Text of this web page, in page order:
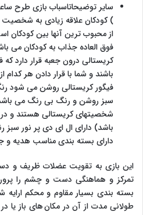
سایر توضیحاتاسباب بازی طرح
) کودکان علاقه زیادی به شخصیت
از محبوب ترین آنها بین کودکان
کریستالی درون جعبه قرار
باشند و شما با قرار دادن هر
فیگور کریستالی روشن می شود
سبز روشن و رنگ بی رنگ می
شخصیتهای کریستالی هستند و
باشد) دارای ال ای دی پر نور
دارای بسته بندی مناسب هدیه
این بازی به تقویت عضلات ظریف و
تمرکز و هماهنگی دست و چشم را
بسته بندی بسیار مقاوم و محکم
طولانی مدت از آن در مکان های باز یا